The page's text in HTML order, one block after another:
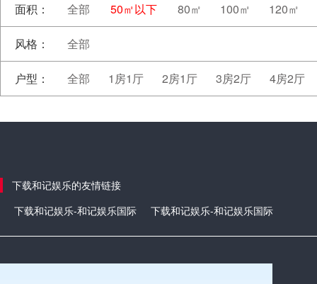
面积： 全部 50㎡以下 80㎡ 100㎡ 120㎡
风格： 全部
户型： 全部 1房1厅 2房1厅 3房2厅 4房2厅
下载和记娱乐的友情链接
下载和记娱乐-和记娱乐国际
下载和记娱乐-和记娱乐国际